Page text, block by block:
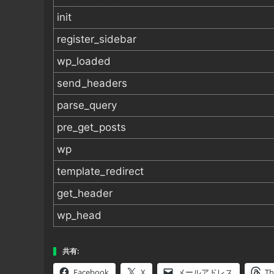
init
register_sidebar
wp_loaded
send_headers
parse_query
pre_get_posts
wp
template_redirect
get_header
wp_head
共有: